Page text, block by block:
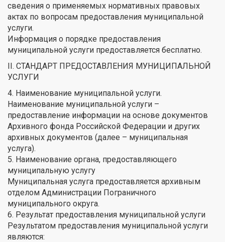
сведения о применяемых нормативных правовых
актах по вопросам предоставления муниципальной
услуги.
Информация о порядке предоставления
муниципальной услуги предоставляется бесплатно.
II. СТАНДАРТ ПРЕДОСТАВЛЕНИЯ МУНИЦИПАЛЬНОЙ
УСЛУГИ
4. Наименование муниципальной услуги.
Наименование муниципальной услуги –
предоставление информации на основе документов
Архивного фонда Российской Федерации и других
архивных документов (далее – муниципальная
услуга).
5. Наименование органа, предоставляющего
муниципальную услугу
Муниципальная услуга предоставляется архивным
отделом Администрации Пограничного
муниципального округа.
6. Результат предоставления муниципальной услуги
Результатом предоставления муниципальной услуги
являются: